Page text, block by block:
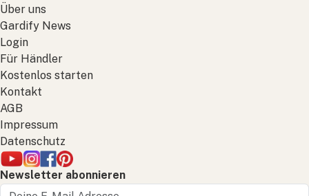
Über uns
Gardify News
Login
Für Händler
Kostenlos starten
Kontakt
AGB
Impressum
Datenschutz
Newsletter abonnieren